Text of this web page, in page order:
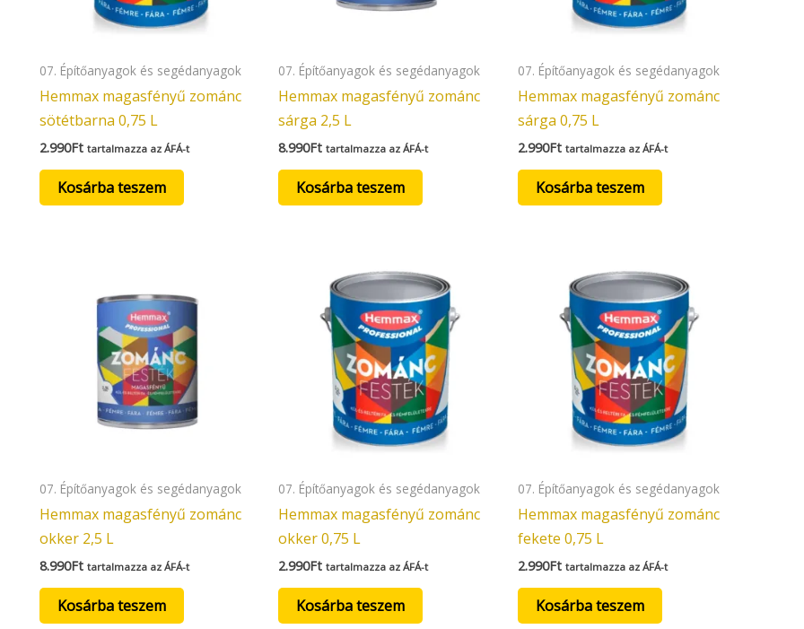
07. Építőanyagok és segédanyagok
Hemmax magasfényű zománc
sötétbarna 0,75 L
2.990Ft tartalmazza az ÁFÁ-t
Kosárba teszem
07. Építőanyagok és segédanyagok
Hemmax magasfényű zománc
sárga 2,5 L
8.990Ft tartalmazza az ÁFÁ-t
Kosárba teszem
07. Építőanyagok és segédanyagok
Hemmax magasfényű zománc
sárga 0,75 L
2.990Ft tartalmazza az ÁFÁ-t
Kosárba teszem
07. Építőanyagok és segédanyagok
Hemmax magasfényű zománc
okker 2,5 L
8.990Ft tartalmazza az ÁFÁ-t
Kosárba teszem
07. Építőanyagok és segédanyagok
Hemmax magasfényű zománc
okker 0,75 L
2.990Ft tartalmazza az ÁFÁ-t
Kosárba teszem
07. Építőanyagok és segédanyagok
Hemmax magasfényű zománc
fekete 0,75 L
2.990Ft tartalmazza az ÁFÁ-t
Kosárba teszem